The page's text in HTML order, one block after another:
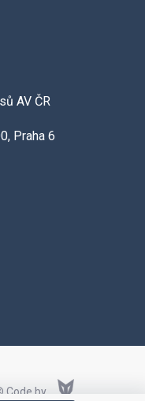
AV ČR
Praha 6
Code by